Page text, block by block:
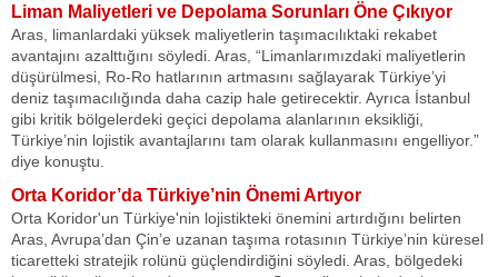
Liman Maliyetleri ve Depolama Sorunları Öne Çıkıyor
Aras, limanlardaki yüksek maliyetlerin taşımacılıktaki rekabet
avantajını azalttığını söyledi. Aras, “Limanlarımızdaki maliyetlerin
düşürülmesi, Ro-Ro hatlarının artmasını sağlayarak Türkiye’yi
deniz taşımacılığında daha cazip hale getirecektir. Ayrıca İstanbul
gibi kritik bölgelerdeki geçici depolama alanlarının eksikliği,
Türkiye’nin lojistik avantajlarını tam olarak kullanmasını engelliyor.”
diye konuştu.
Orta Koridor’da Türkiye’nin Önemi Artıyor
Orta Koridor'un Türkiye'nin lojistikteki önemini artırdığını belirten
Aras, Avrupa’dan Çin’e uzanan taşıma rotasının Türkiye’nin küresel
ticaretteki stratejik rolünü güçlendirdiğini söyledi. Aras, bölgedeki